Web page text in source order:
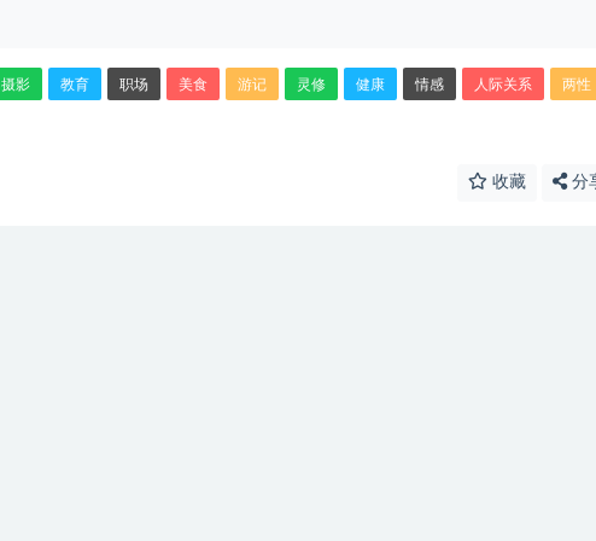
摄影 教育 职场 美食 游记 灵修 健康 情感 人际关系 两性
收藏 分